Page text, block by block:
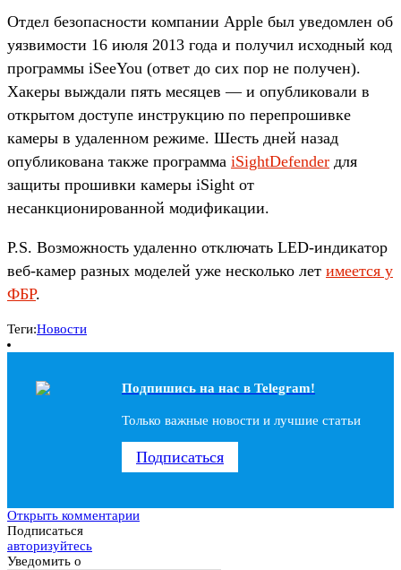
Отдел безопасности компании Apple был уведомлен об
уязвимости 16 июля 2013 года и получил исходный код
программы iSeeYou (ответ до сих пор не получен).
Хакеры выждали пять месяцев — и опубликовали в
открытом доступе инструкцию по перепрошивке
камеры в удаленном режиме. Шесть дней назад
опубликована также программа iSightDefender для
защиты прошивки камеры iSight от
несанкционированной модификации.
P.S. Возможность удаленно отключать LED-индикатор
веб-камер разных моделей уже несколько лет имеется у
ФБР.
Теги:Новости
Подпишись на наc в Telegram!
Только важные новости и лучшие статьи
Подписаться
Открыть комментарии
Подписаться
авторизуйтесь
Уведомить о